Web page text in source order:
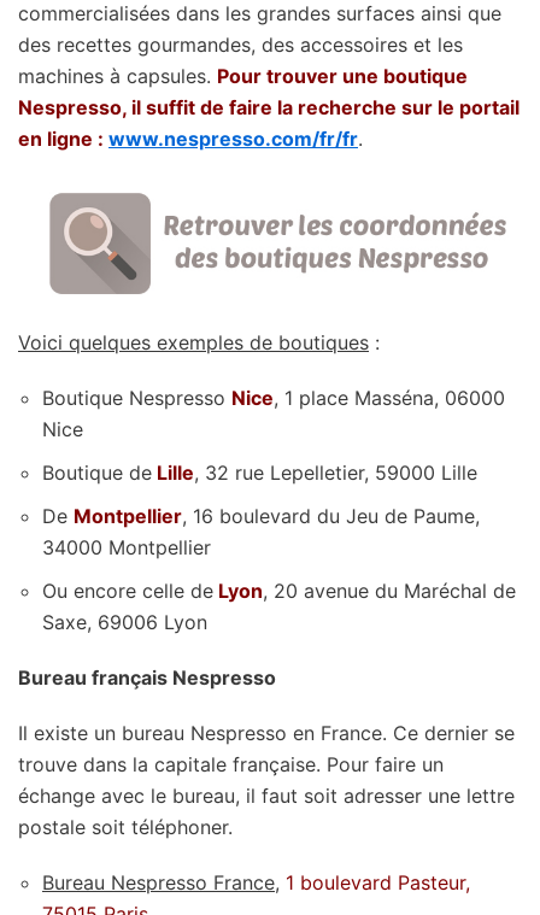
commercialisées dans les grandes surfaces ainsi que
des recettes gourmandes, des accessoires et les
machines à capsules. Pour trouver une boutique
Nespresso, il suffit de faire la recherche sur le portail
en ligne : www.nespresso.com/fr/fr.
Voici quelques exemples de boutiques :
Boutique Nespresso Nice, 1 place Masséna, 06000
Nice
Boutique de Lille, 32 rue Lepelletier, 59000 Lille
De Montpellier, 16 boulevard du Jeu de Paume,
34000 Montpellier
Ou encore celle de Lyon, 20 avenue du Maréchal de
Saxe, 69006 Lyon
Bureau français Nespresso
Il existe un bureau Nespresso en France. Ce dernier se
trouve dans la capitale française. Pour faire un
échange avec le bureau, il faut soit adresser une lettre
postale soit téléphoner.
Bureau Nespresso France, 1 boulevard Pasteur,